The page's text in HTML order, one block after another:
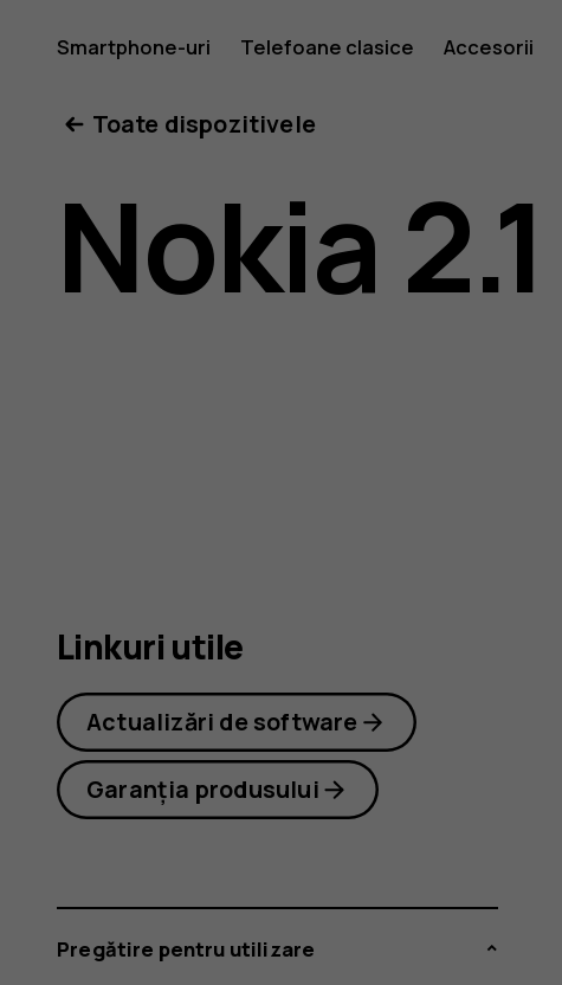
Ghid
de
utilizare
Smartphone-uri Telefoane clasice Accesorii
Toate dispozitivele
Nokia 2.1
Linkuri utile
Actualizări de software
Garanția produsului
Pregătire pentru utilizare